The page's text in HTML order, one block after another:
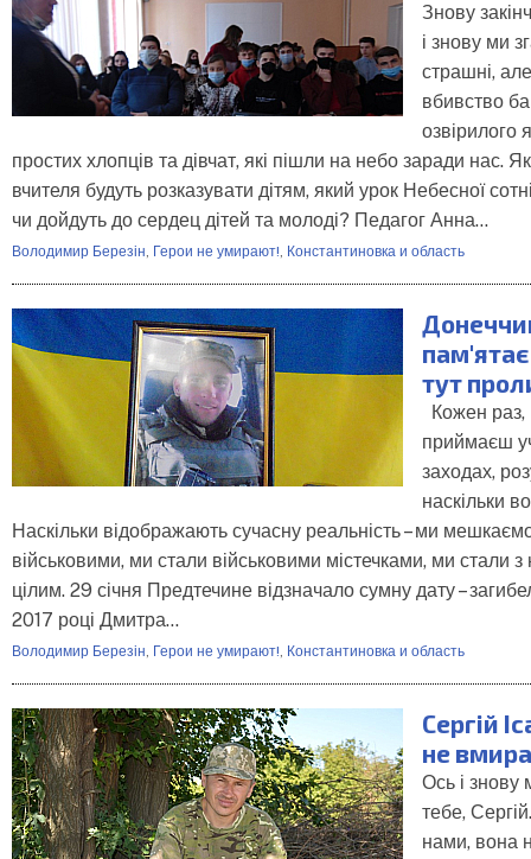
Знову
і знову ми
страшні, але
вбивство
озвірилого
простих хлопців та дівчат, які пішли на небо заради нас.
вчителя будуть розказувати дітям, який урок Небесної
чи дойдуть до сердец дітей та молоді? Педагог Анна…
Володимир Березін, Герои не умирают!, Константиновка и область
тут
Кожен раз,
приймаєш
заходах,
наскільки
Наскільки відображають сучасну реальність – ми
військовими, ми стали військовими містечками, ми стали
цілим. 29 січня Предтечине відзначало сумну дату –
2017 році Дмитра…
Володимир Березін, Герои не умирают!, Константиновка и область
Сергій
не
Ось і знову
тебе,
нами, вона